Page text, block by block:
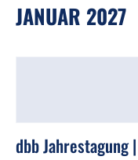
JANUAR 2027
dbb Jahrestagung